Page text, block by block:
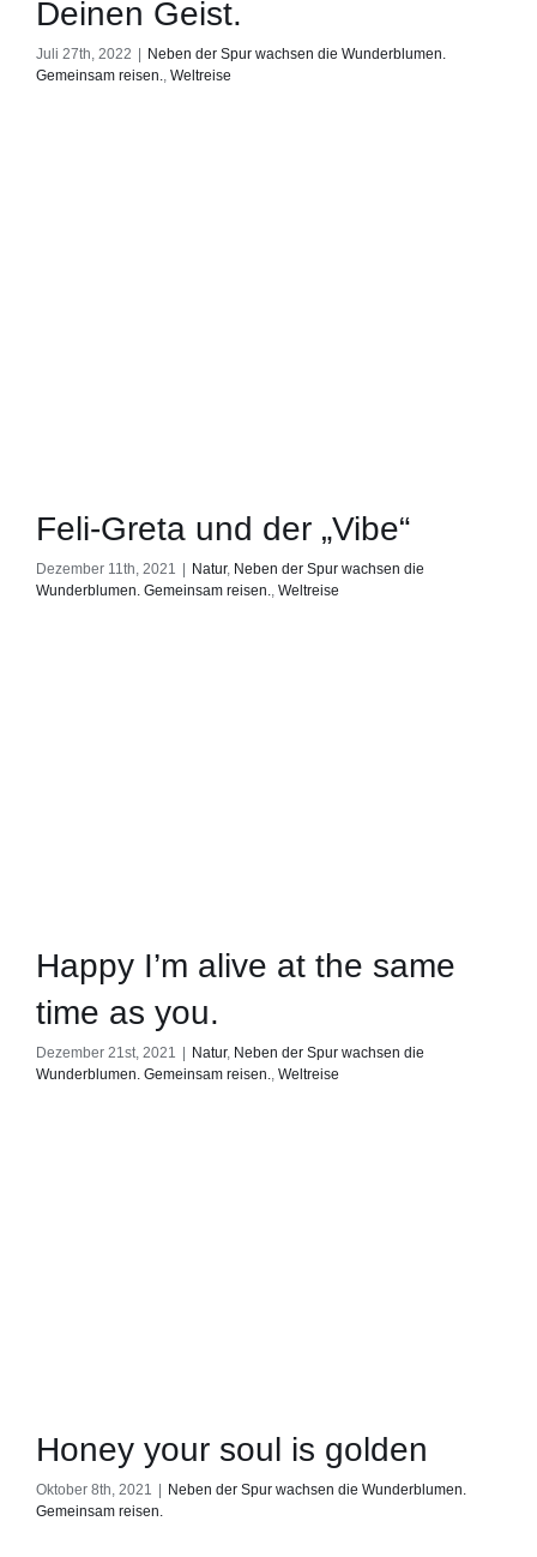
Deinen Geist.
Juli 27th, 2022
Neben der Spur wachsen die Wunderblumen.
Gemeinsam reisen., Weltreise
Feli-Greta und der „Vibe“
Dezember 11th, 2021 Natur, Neben der Spur wachsen die
Wunderblumen. Gemeinsam reisen., Weltreise
Happy I’m alive at the same
time as you.
Dezember 21st, 2021 Natur, Neben der Spur wachsen die
Wunderblumen. Gemeinsam reisen., Weltreise
Honey your soul is golden
Oktober 8th, 2021
Neben der Spur wachsen die Wunderblumen.
Gemeinsam reisen.